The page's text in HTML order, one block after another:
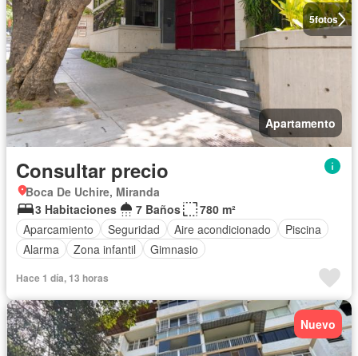
5fotos
Apartamento
Consultar precio
Boca De Uchire, Miranda
3 Habitaciones
7 Baños
780 m²
Aparcamiento
Seguridad Aire acondicionado
Piscina
Alarma
Zona infantil Gimnasio
Hace 1 día, 13 horas
Nuevo